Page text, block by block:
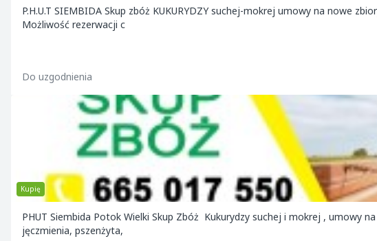
P.H.U.T SIEMBIDA Skup zbóż KUKURYDZY suchej-mokrej umowy na nowe
Możliwość rezerwacji c
Do uzgodnienia
Kupię
PHUT Siembida Potok Wielki Skup Zbóż Kukurydzy suchej i mokrej , umowy na nowe zbiory, odbiory z gospodarstwa, pszenicy
jęczmienia, pszenżyta,